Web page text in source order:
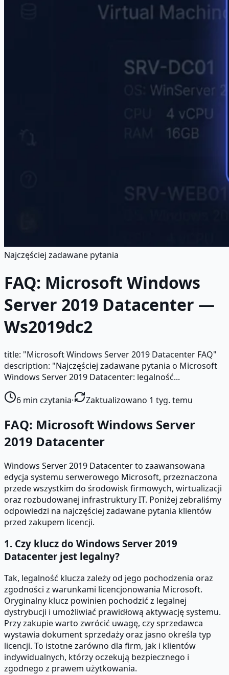
Najczęściej zadawane pytania
FAQ: Microsoft Windows
Server 2019 Datacenter —
Ws2019dc2
title: "Microsoft Windows Server 2019 Datacenter FAQ"
description: "Najczęściej zadawane pytania o Microsoft
Windows Server 2019 Datacenter: legalność...
6 min czytania· Zaktualizowano 1 tyg. temu
FAQ: Microsoft Windows Server
2019 Datacenter
Windows Server 2019 Datacenter to zaawansowana
edycja systemu serwerowego Microsoft, przeznaczona
przede wszystkim do środowisk firmowych, wirtualizacji
oraz rozbudowanej infrastruktury IT. Poniżej zebraliśmy
odpowiedzi na najczęściej zadawane pytania klientów
przed zakupem licencji.
1. Czy klucz do Windows Server 2019
Datacenter jest legalny?
Tak, legalność klucza zależy od jego pochodzenia oraz
zgodności z warunkami licencjonowania Microsoft.
Oryginalny klucz powinien pochodzić z legalnej
dystrybucji i umożliwiać prawidłową aktywację systemu.
Przy zakupie warto zwrócić uwagę, czy sprzedawca
wystawia dokument sprzedaży oraz jasno określa typ
licencji. To istotne zarówno dla firm, jak i klientów
indywidualnych, którzy oczekują bezpiecznego i
zgodnego z prawem użytkowania.